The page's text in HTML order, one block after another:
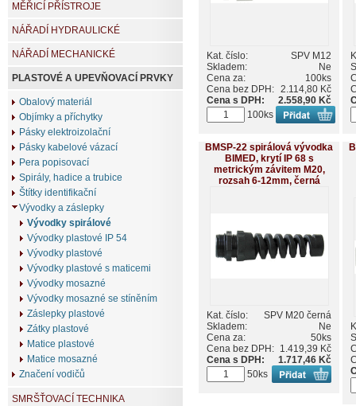
Kat. číslo:
SPV M12
Skladem:
Ne
Cena za:
100ks
Cena bez DPH: 2.114,80 Kč
Cena s DPH:
2.558,90 Kč
100ks
BMSP-22 spirálová vývodka
BIMED, krytí IP 68 s
metrickým závitem M20,
rozsah 6-12mm, černá
Kat. číslo:
SPV M20 černá
Skladem:
Ne
Cena za:
50ks
Cena bez DPH: 1.419,39 Kč
Cena s DPH:
1.717,46 Kč
50ks
MĚŘICÍ PŘÍSTROJE
NÁŘADÍ HYDRAULICKÉ
NÁŘADÍ MECHANICKÉ
PLASTOVÉ A UPEVŇOVACÍ PRVKY
Obalový materiál
Objímky a příchytky
Pásky elektroizolační
Pásky kabelové vázací
Pera popisovací
Spirály, hadice a trubice
Štítky identifikační
Vývodky a záslepky
Vývodky spirálové
Vývodky plastové IP 54
Vývodky plastové
Vývodky plastové s maticemi
Vývodky mosazné
Vývodky mosazné se stíněním
Záslepky plastové
Zátky plastové
Matice plastové
Matice mosazné
Značení vodičů
SMRŠŤOVACÍ TECHNIKA